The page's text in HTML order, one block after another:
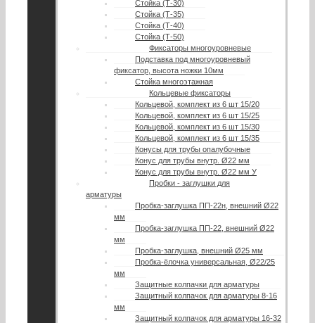
Стойка (Т-30)
Стойка (Т-35)
Стойка (Т-40)
Стойка (Т-50)
Фиксаторы многоуровневые
Подставка под многоуровневый
фиксатор, высота ножки 10мм
Стойка многоэтажная
Кольцевые фиксаторы
Кольцевой, комплект из 6 шт 15/20
Кольцевой, комплект из 6 шт 15/25
Кольцевой, комплект из 6 шт 15/30
Кольцевой, комплект из 6 шт 15/35
Конусы для трубы опалубочные
Конус для трубы внутр. Ø22 мм
Конус для трубы внутр. Ø22 мм У
Пробки - заглушки для
арматуры
Пробка-заглушка ПП-22н, внешний Ø22
мм
Пробка-заглушка ПП-22, внешний Ø22
мм
Пробка-заглушка, внешний Ø25 мм
Пробка-ёлочка универсальная, Ø22/25
мм
Защитные колпачки для арматуры
Защитный колпачок для арматуры 8-16
мм
Защитный колпачок для арматуры 16-32